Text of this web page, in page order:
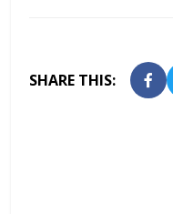
SHARE THIS: